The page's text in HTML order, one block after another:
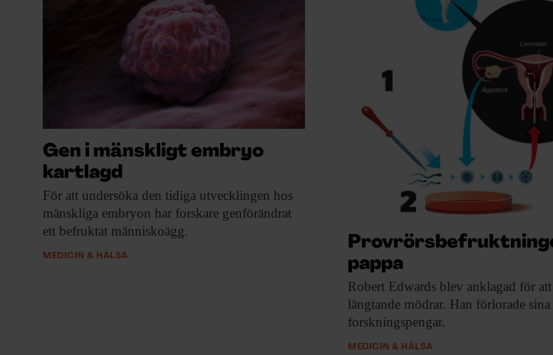
EVENEMANG & RESOR
KONTAKTA F&F
SKRIV I F&F
PRENUMERERA PÅ F&F
ANNONSERA I F&F
OM F&F
Gen i mänskligt embryo
kartlagd
För att undersöka den tidiga utvecklingen hos
mänskliga embryon har forskare genförändrat
ett befruktat människoägg.
MEDICIN & HÄLSA
pappa
Robert Edwards blev anklagad för
längtande mödrar. Han förlorade sina
forskningspengar.
MEDICIN & HÄLSA